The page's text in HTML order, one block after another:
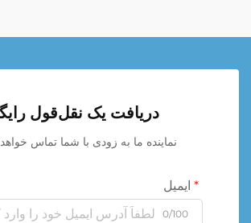
دریافت یک نقل‌قول
نماینده ما به زودی با شما تماس
ایمیل
0/100